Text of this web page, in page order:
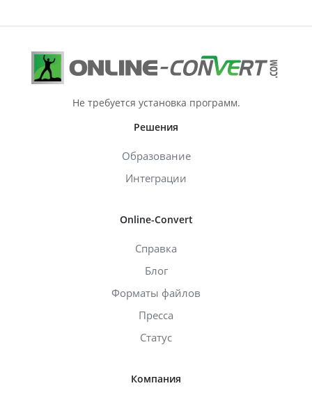
Не требуется установка программ.
Решения
Образование
Интеграции
Online-Convert
Справка
Блог
Форматы файлов
Пресса
Статус
Компания